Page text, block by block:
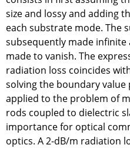
size and lossy and adding
each substrate mode. The
subsequently made
made to vanish. The
radiation loss coincides
solving the boundary
applied to the problem of
rods coupled to dielectric
importance for optical
optics. A 2-dB/m radiation